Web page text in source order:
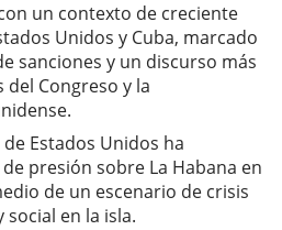
un contexto de creciente
Unidos y Cuba, marcado
sanciones y un discurso más
Congreso y la
Estados Unidos ha
presión sobre La Habana en
de un escenario de crisis
en la isla.